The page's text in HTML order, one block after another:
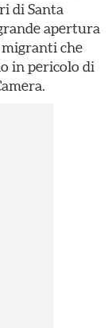
di Santa
apertura
migranti che
in pericolo di